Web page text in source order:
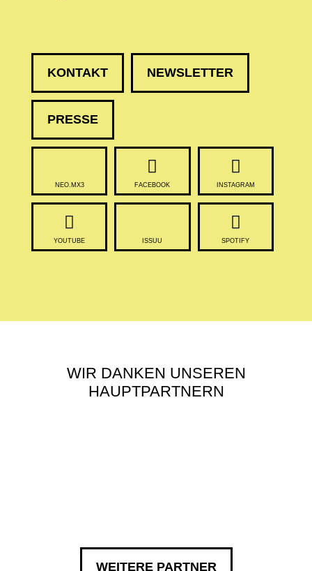
KONTAKT NEWSLETTER
PRESSE
NEO.MX3 FACEBOOK INSTAGRAM
YOUTUBE ISSUU SPOTIFY
WIR DANKEN UNSEREN
HAUPTPARTNERN
WEITERE PARTNER